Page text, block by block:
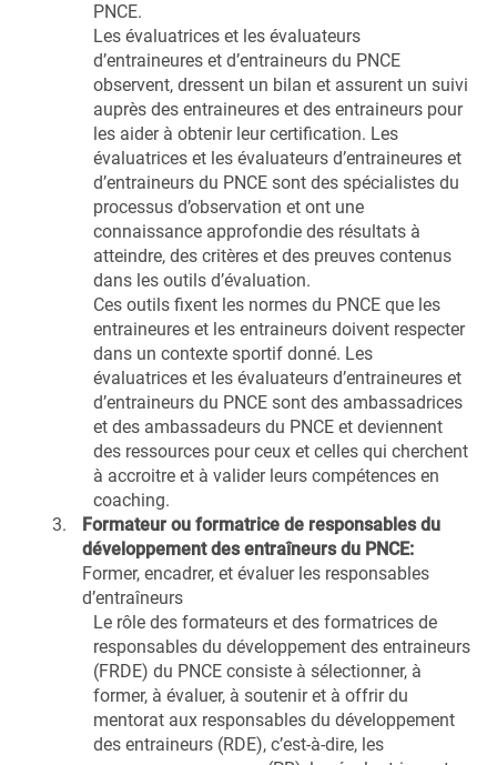
PNCE.
Les évaluatrices et les évaluateurs
d’entraineures et d’entraineurs du PNCE
observent, dressent un bilan et assurent un suivi
auprès des entraineures et des entraineurs pour
les aider à obtenir leur certification. Les
évaluatrices et les évaluateurs d’entraineures et
d’entraineurs du PNCE sont des spécialistes du
processus d’observation et ont une
connaissance approfondie des résultats à
atteindre, des critères et des preuves contenus
dans les outils d’évaluation.
Ces outils fixent les normes du PNCE que les
entraineures et les entraineurs doivent respecter
dans un contexte sportif donné. Les
évaluatrices et les évaluateurs d’entraineures et
d’entraineurs du PNCE sont des ambassadrices
et des ambassadeurs du PNCE et deviennent
des ressources pour ceux et celles qui cherchent
à accroitre et à valider leurs compétences en
coaching.
Formateur ou formatrice de responsables du
développement des entraîneurs du PNCE:
Former, encadrer, et évaluer les responsables
d’entraîneurs
Le rôle des formateurs et des formatrices de
responsables du développement des entraineurs
(FRDE) du PNCE consiste à sélectionner, à
former, à évaluer, à soutenir et à offrir du
mentorat aux responsables du développement
des entraineurs (RDE), c’est-à-dire, les